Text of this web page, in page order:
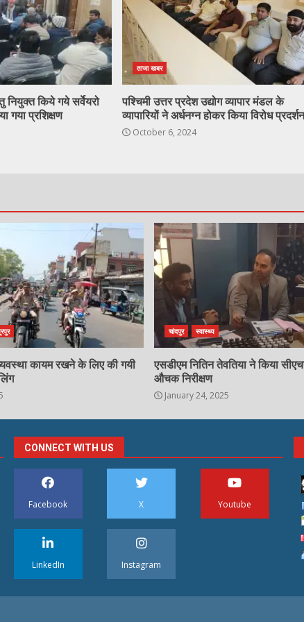
नियुक्त किये गये सर्वेयरो
गया प्रशिक्षण
ताजा खबर
पश्चिमी उत्तर प्रदेश उद्योग व्यापार मंडल के
व्यापारियों ने अर्धनग्न होकर किया विरोध प्रदर्शन
October 6, 2024
कायम रखने के लिए की गयी
चांदपुर स्वास्थ्य
एसडीएम नितिन तेवतिया ने किया
औचक निरीक्षण
January 24, 2025
CONNECT WITH US
Facebook X Youtube
LinkedIn Instagram